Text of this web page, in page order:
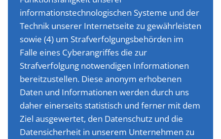
informationstechnologischen Systeme und der
Technik unserer Internetseite zu gewährleisten
sowie (4) um Strafverfolgungsbehörden im
Falle eines Cyberangriffes die zur
Strafverfolgung notwendigen Informationen
bereitzustellen. Diese anonym erhobenen
Daten und Informationen werden durch uns
daher einerseits statistisch und ferner mit dem
Ziel ausgewertet, den Datenschutz und die
Datensicherheit in unserem Unternehmen zu